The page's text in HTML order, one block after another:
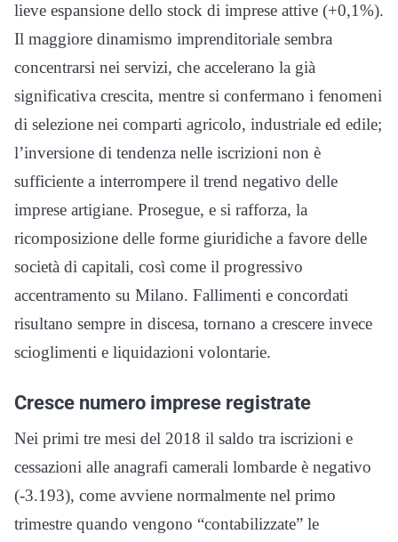
lieve espansione dello stock di imprese attive (+0,1%).
Il maggiore dinamismo imprenditoriale sembra
concentrarsi nei servizi, che accelerano la già
significativa crescita, mentre si confermano i fenomeni
di selezione nei comparti agricolo, industriale ed edile;
l’inversione di tendenza nelle iscrizioni non è
sufficiente a interrompere il trend negativo delle
imprese artigiane. Prosegue, e si rafforza, la
ricomposizione delle forme giuridiche a favore delle
società di capitali, così come il progressivo
accentramento su Milano. Fallimenti e concordati
risultano sempre in discesa, tornano a crescere invece
scioglimenti e liquidazioni volontarie.
Cresce numero imprese registrate
Nei primi tre mesi del 2018 il saldo tra iscrizioni e
cessazioni alle anagrafi camerali lombarde è negativo
(-3.193), come avviene normalmente nel primo
trimestre quando vengono “contabilizzate” le